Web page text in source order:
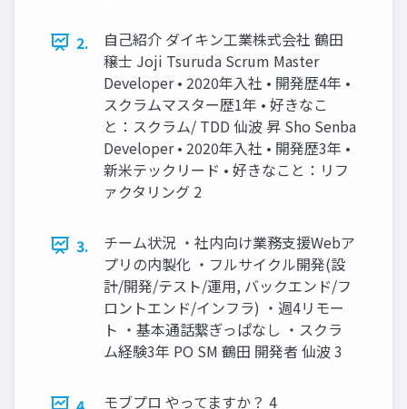
2.
自己紹介 ダイキン工業株式会社 鶴田
穣士 Joji Tsuruda Scrum Master
Developer • 2020年入社 • 開発歴4年 •
スクラムマスター歴1年 • 好きなこ
と：スクラム/ TDD 仙波 昇 Sho Senba
Developer • 2020年入社 • 開発歴3年 •
新米テックリード • 好きなこと：リフ
ァクタリング 2
3.
チーム状況 ・社内向け業務支援Webア
プリの内製化 ・フルサイクル開発(設
計/開発/テスト/運用, バックエンド/フ
ロントエンド/インフラ) ・週4リモー
ト ・基本通話繋ぎっぱなし ・スクラ
ム経験3年 PO SM 鶴田 開発者 仙波 3
モブプロ やってますか？ 4